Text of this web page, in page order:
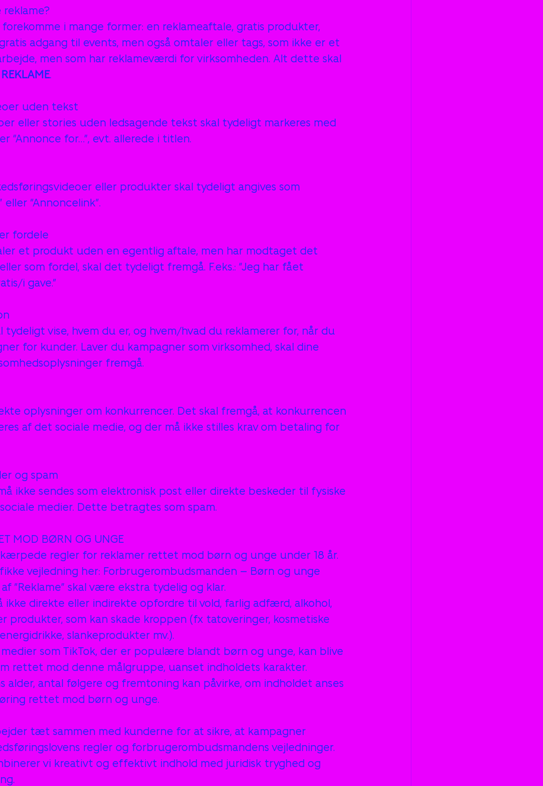
forekomme i mange former: en reklameaftale, gratis produkter,
adgang til events, men også omtaler eller tags, som ikke er et
men som har reklameværdi for virksomheden. Alt dette skal
REKLAME.
uden tekst
eller stories uden ledsagende tekst skal tydeligt markeres med
“Annonce for…”, evt. allerede i titlen.
eller produkter skal tydeligt angives som
eller “Annoncelink”.
fordele
et produkt uden en egentlig aftale, men har modtaget det
som fordel, skal det tydeligt fremgå. F.eks.: “Jeg har fået
i gave.”
tydeligt vise, hvem du er, og hvem/hvad du reklamerer for, når du
for kunder. Laver du kampagner som virksomhed, skal dine
fremgå.
oplysninger om konkurrencer. Det skal fremgå, at konkurrencen
af det sociale medie, og der må ikke stilles krav om betaling for
og spam
ikke sendes som elektronisk post eller direkte beskeder til fysiske
medier. Dette betragtes som spam.
MOD BØRN OG UNGE
regler for reklamer rettet mod børn og unge under 18 år.
vejledning her: Forbrugerombudsmanden – Børn og unge
“Reklame” skal være ekstra tydelig og klar.
ikke direkte eller indirekte opfordre til vold, farlig adfærd, alkohol,
produkter, som kan skade kroppen (fx tatoveringer, kosmetiske
slankeprodukter mv.).
som TikTok, der er populære blandt børn og unge, kan blive
rettet mod denne målgruppe, uanset indholdets karakter.
alder, antal følgere og fremtoning kan påvirke, om indholdet anses
rettet mod børn og unge.
tæt sammen med kunderne for at sikre, at kampagner
regler og forbrugerombudsmandens vejledninger.
vi kreativt og effektivt indhold med juridisk tryghed og